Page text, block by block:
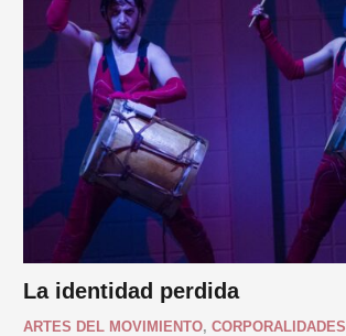
La identidad perdida
ARTES DEL MOVIMIENTO, CORPORALIDADES